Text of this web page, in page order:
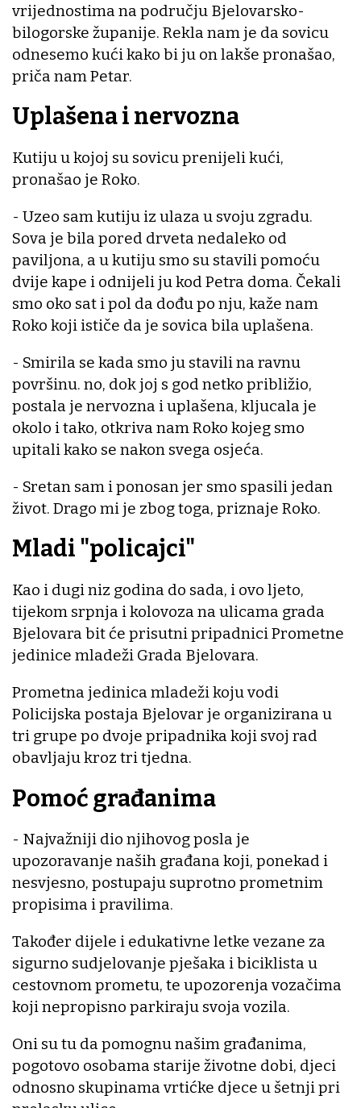
vrijednostima na području Bjelovarsko-
bilogorske županije. Rekla nam je da sovicu
odnesemo kući kako bi ju on lakše pronašao,
priča nam Petar.
Uplašena i nervozna
Kutiju u kojoj su sovicu prenijeli kući,
pronašao je Roko.
- Uzeo sam kutiju iz ulaza u svoju zgradu.
Sova je bila pored drveta nedaleko od
paviljona, a u kutiju smo su stavili pomoću
dvije kape i odnijeli ju kod Petra doma. Čekali
smo oko sat i pol da dođu po nju, kaže nam
Roko koji ističe da je sovica bila uplašena.
- Smirila se kada smo ju stavili na ravnu
površinu. no, dok joj s god netko približio,
postala je nervozna i uplašena, kljucala je
okolo i tako, otkriva nam Roko kojeg smo
upitali kako se nakon svega osjeća.
- Sretan sam i ponosan jer smo spasili jedan
život. Drago mi je zbog toga, priznaje Roko.
Mladi "policajci"
Kao i dugi niz godina do sada, i ovo ljeto,
tijekom srpnja i kolovoza na ulicama grada
Bjelovara bit će prisutni pripadnici Prometne
jedinice mladeži Grada Bjelovara.
Prometna jedinica mladeži koju vodi
Policijska postaja Bjelovar je organizirana u
tri grupe po dvoje pripadnika koji svoj rad
obavljaju kroz tri tjedna.
Pomoć građanima
- Najvažniji dio njihovog posla je
upozoravanje naših građana koji, ponekad i
nesvjesno, postupaju suprotno prometnim
propisima i pravilima.
Također dijele i edukativne letke vezane za
sigurno sudjelovanje pješaka i biciklista u
cestovnom prometu, te upozorenja vozačima
koji nepropisno parkiraju svoja vozila.
Oni su tu da pomognu našim građanima,
pogotovo osobama starije životne dobi, djeci
odnosno skupinama vrtićke djece u šetnji pri